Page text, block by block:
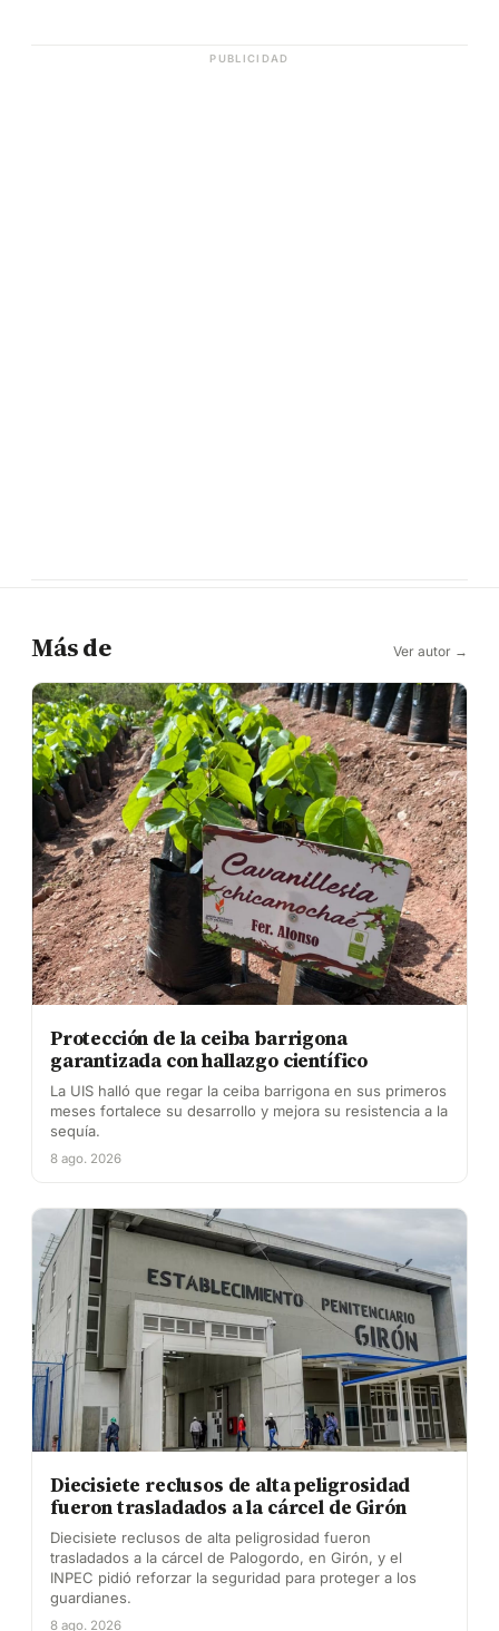
PUBLICIDAD
Más de Ver autor →
Protección de la ceiba barrigona
garantizada con hallazgo científico
La UIS halló que regar la ceiba barrigona en sus primeros
meses fortalece su desarrollo y mejora su resistencia a la
sequía.
8 ago. 2026
Diecisiete reclusos de alta peligrosidad
fueron trasladados a la cárcel de Girón
Diecisiete reclusos de alta peligrosidad fueron
trasladados a la cárcel de Palogordo, en Girón, y el
INPEC pidió reforzar la seguridad para proteger a los
guardianes.
8 ago. 2026